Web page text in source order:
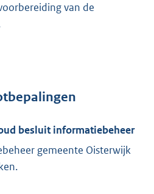
van de
besluit informatiebeheer
gemeente Oisterwijk